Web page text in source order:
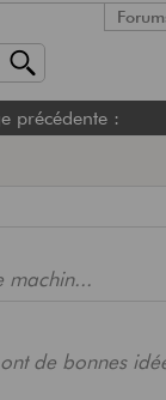
précédente :
machin...
de bonnes